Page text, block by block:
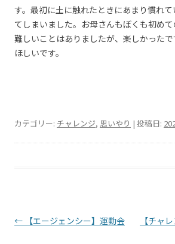
す。最初に土に触れたときにあまり慣れ
てしまいました。お母さんもぼくも初め
難しいことはありましたが、楽しかった
ほしいです。
カテゴリー: チャレンジ, 思いやり | 投稿日:
投稿ナビゲーション
← 【エージェンシー】運動会
【チャ